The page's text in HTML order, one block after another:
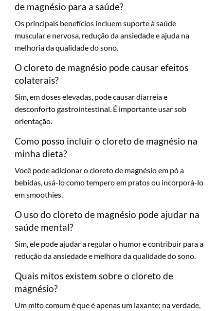
de magnésio para a saúde?
Os principais benefícios incluem suporte à saúde
muscular e nervosa, redução da ansiedade e ajuda na
melhoria da qualidade do sono.
O cloreto de magnésio pode causar efeitos
colaterais?
Sim, em doses elevadas, pode causar diarreia e
desconforto gastrointestinal. É importante usar sob
orientação.
Como posso incluir o cloreto de magnésio na
minha dieta?
Você pode adicionar o cloreto de magnésio em pó a
bebidas, usá-lo como tempero em pratos ou incorporá-lo
em smoothies.
O uso do cloreto de magnésio pode ajudar na
saúde mental?
Sim, ele pode ajudar a regular o humor e contribuir para a
redução da ansiedade e melhora da qualidade do sono.
Quais mitos existem sobre o cloreto de
magnésio?
Um mito comum é que é apenas um laxante; na verdade,